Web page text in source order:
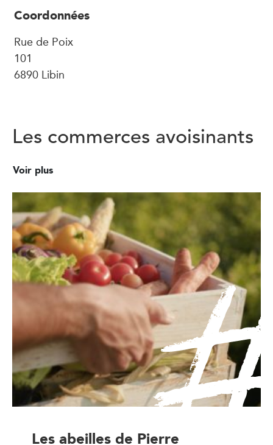
Coordonnées
Rue de Poix
101
6890 Libin
Les commerces avoisinants
Voir plus
Les abeilles de Pierre